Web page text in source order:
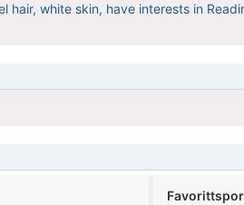
white skin, have interests in